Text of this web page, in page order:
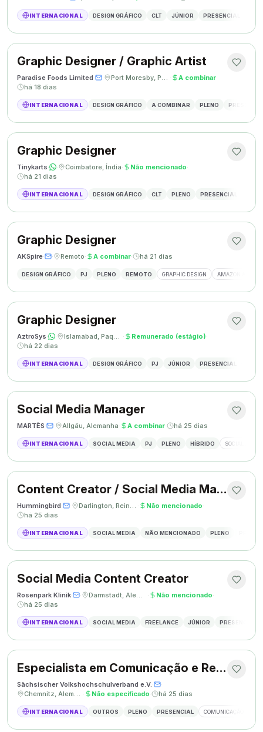
INTERNACIONAL DESIGN GRÁFICO CLT JÚNIOR PRESENCIAL
Graphic Designer / Graphic Artist
Paradise Foods Limited· · Port Moresby, Papua Nova Guiné · A combinar·
há 18 dias
INTERNACIONAL DESIGN GRÁFICO A COMBINAR PLENO
Graphic Designer
Tinykarts· · Coimbatore, Índia· Não mencionado·
há 21 dias
INTERNACIONAL DESIGN GRÁFICO CLT PLENO PRESENCIAL
Graphic Designer
AKSpire· · Remoto· A combinar· há 21 dias
DESIGN GRÁFICO PJ PLENO REMOTO GRAPHIC DESIGN AMAZON A+
Graphic Designer
AztroSys· · Islamabad, Paquistão · Remunerado (estágio)·
há 22 dias
INTERNACIONAL DESIGN GRÁFICO PJ JÚNIOR PRESENCIAL
Social Media Manager
MARTÈS· · Allgäu, Alemanha· A combinar· há 25 dias
INTERNACIONAL SOCIAL MEDIA PJ PLENO HÍBRIDO SOCIAL MEDIA
Content Creator / Social Media Manager
Hummingbird· · Darlington, Reino Unido · Não mencionado·
há 25 dias
INTERNACIONAL SOCIAL MEDIA NÃO MENCIONADO PLENO
Social Media Content Creator
Rosenpark Klinik· · Darmstadt, Alemanha · Não mencionado·
há 25 dias
INTERNACIONAL SOCIAL MEDIA FREELANCE JÚNIOR PRESENCIAL
Especialista em Comunicação e Relações Públicas
Sächsischer Volkshochschulverband e.V.·
·
Chemnitz, Alemanha · Não especificado· há 25 dias
INTERNACIONAL OUTROS PLENO PRESENCIAL COMUNICAÇÃO